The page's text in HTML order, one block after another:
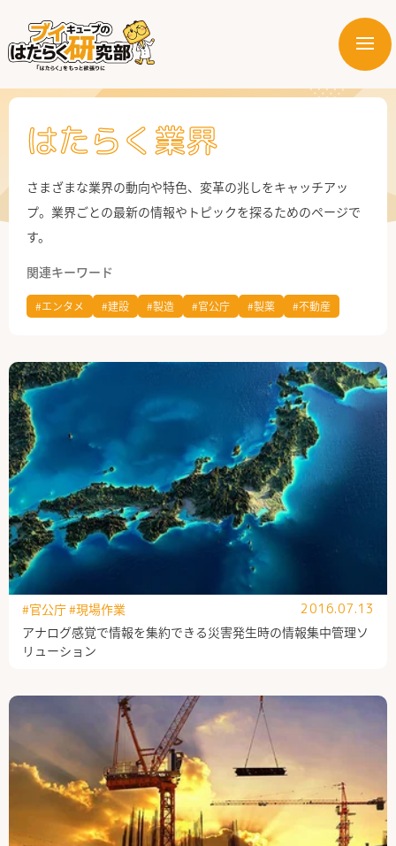
メ
ー
はたらく部署
はたらく製品・サービス
公式X
はたらく業界
さまざまな業界の動向や特色、変革の兆しをキャッチアッ
プ。業界ごとの最新の情報やトピックを探るためのページで
す。
関連キーワード
#エンタメ #建設 #製造 #官公庁 #製薬 #不動産
アナログ感覚で情報を集約できる災害発生時の情報集中管理ソ
リューション
#官公庁#現場作業 2016.07.13